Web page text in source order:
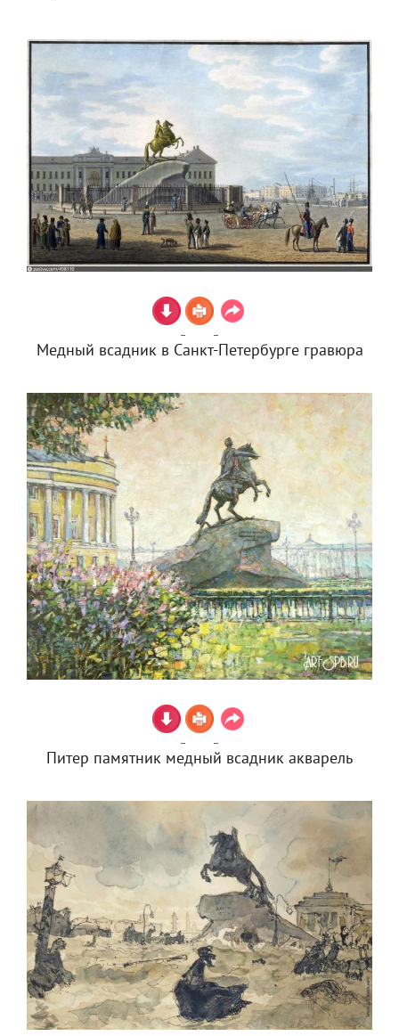
Медный всадник в Санкт-Петербурге гравюра
Питер памятник медный всадник акварель